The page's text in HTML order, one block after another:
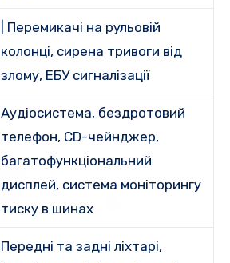
| Перемикачі на рульовій
колонці, сирена тривоги від
злому, ЕБУ сигналізації
Аудіосистема, бездротовий
телефон, CD-чейнджер,
багатофункціональний
дисплей, система моніторингу
тиску в шинах
Передні та задні ліхтарі,